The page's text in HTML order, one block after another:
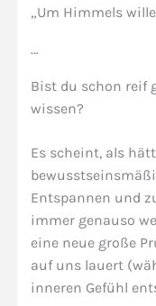
„Um Himmels
…
Bist du schon reif
wissen?
Es scheint, als
Entspannen und
immer genauso
eine neue große
auf uns lauert
inneren Gefühl